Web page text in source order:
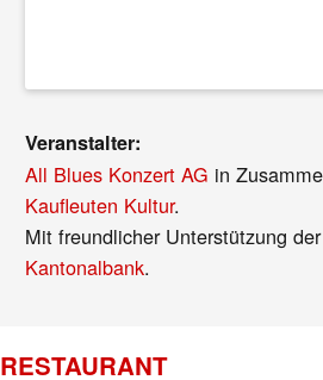
Veranstalter:
All Blues Konzert AG in
Kaufleuten Kultur.
Mit freundlicher Unterstützung
Kantonalbank.
RESTAURANT